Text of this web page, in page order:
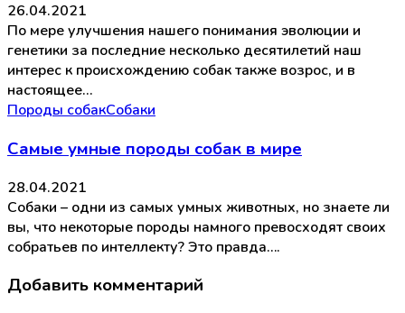
26.04.2021
По мере улучшения нашего понимания эволюции и
генетики за последние несколько десятилетий наш
интерес к происхождению собак также возрос, и в
настоящее…
Породы собакСобаки
Самые умные породы собак в мире
28.04.2021
Собаки – одни из самых умных животных, но знаете ли
вы, что некоторые породы намного превосходят своих
собратьев по интеллекту? Это правда….
Добавить комментарий